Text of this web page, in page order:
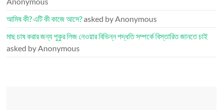
আমিষ কী? এটি কী কাজে আসে?asked by Anonymous
মাছ চাষ করার জন্য পুকুর লিজ নেওয়ার বিভিন্ন পদ্ধতি সম্পর্কে বিস্তারিত জানতে চাই
asked by Anonymous